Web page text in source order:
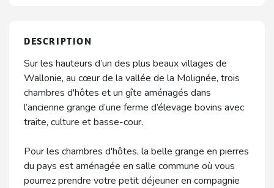
DESCRIPTION
Sur les hauteurs d’un des plus beaux villages de
Wallonie, au cœur de la vallée de la Molignée, trois
chambres d'hôtes et un gîte aménagés dans
l’ancienne grange d’une ferme d’élevage bovins avec
traite, culture et basse-cour.
Pour les chambres d'hôtes, la belle grange en pierres
du pays est aménagée en salle commune où vous
pourrez prendre votre petit déjeuner en compagnie